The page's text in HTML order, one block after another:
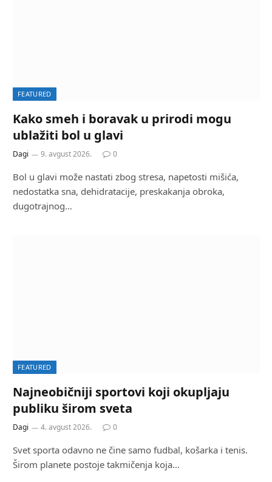
FEATURED
Kako smeh i boravak u prirodi mogu
ublažiti bol u glavi
Dagi 9. avgust 2026. 0
Bol u glavi može nastati zbog stresa, napetosti mišića,
nedostatka sna, dehidratacije, preskakanja obroka,
dugotrajnog…
FEATURED
Najneobičniji sportovi koji okupljaju
publiku širom sveta
Dagi 4. avgust 2026. 0
Svet sporta odavno ne čine samo fudbal, košarka i tenis.
Širom planete postoje takmičenja koja…